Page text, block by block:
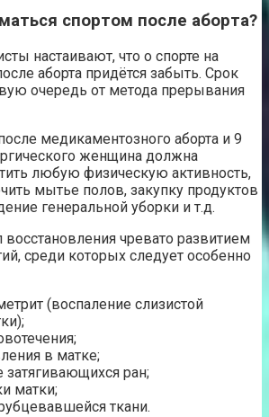
спортом после аборта?
настаивают, что о спорте на
аборта придётся забыть. Срок
очередь от метода прерывания
медикаментозного аборта и 9
женщина должна
любую физическую активность,
мытье полов, закупку продуктов
генеральной уборки и т.д.
чревато развитием
среди которых следует особенно
(воспаление слизистой
в матке;
ран;
матки;
ткани.